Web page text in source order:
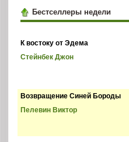
Бестселлеры недели
К востоку от Эдема
Стейнбек Джон
Возвращение Синей Бороды
Пелевин Виктор